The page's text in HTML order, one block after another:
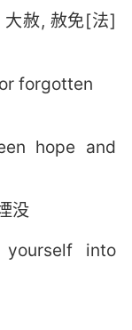
赦, 赦免[法]
forgotten
hope and
没
into